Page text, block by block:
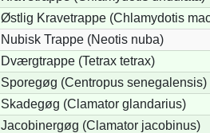
Østlig Kravetrappe (Chlamydotis
Nubisk Trappe (Neotis nuba)
Dværgtrappe (Tetrax tetrax)
Sporegøg (Centropus senegalensis)
Skadegøg (Clamator glandarius)
Jacobinergøg (Clamator jacobinus)